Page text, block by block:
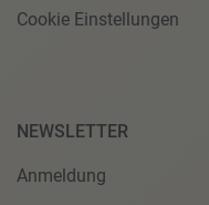
Cookie Einstellungen
NEWSLETTER
Anmeldung